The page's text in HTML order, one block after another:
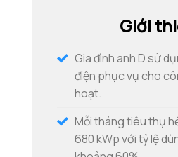
Giới
Gia đình anh D sử
điện phục vụ cho
hoạt.
Mỗi tháng tiêu thụ
680 kWp với tỷ lệ